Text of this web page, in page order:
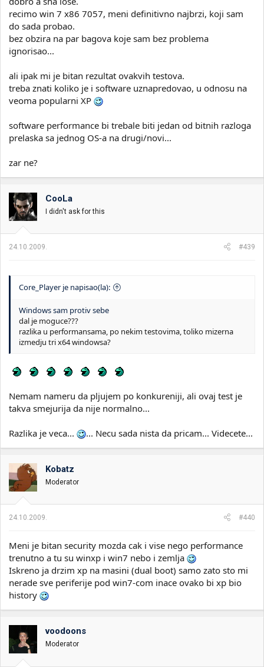
recimo win 7 x86 7057, meni definitivno najbrzi, koji sam
do sada probao.
bez obzira na par bagova koje sam bez problema
ignorisao...
ali ipak mi je bitan rezultat ovakvih testova.
treba znati koliko je i software uznapredovao, u odnosu na
veoma popularni XP
software performance bi trebale biti jedan od bitnih razloga
prelaska sa jednog OS-a na drugi/novi...
zar ne?
CooLa
I didn't ask for this
24.10.2009. #439
Core_Player je napisao(la):
Windows sam protiv sebe
dal je moguce???
razlika u performansama, po nekim testovima, toliko mizerna
izmedju tri x64 windowsa?
Nemam nameru da pljujem po konkureniji, ali ovaj test je
takva smejurija da nije normalno...
Razlika je veca... ... Necu sada nista da pricam... Videcete...
Kobatz
Moderator
24.10.2009. #440
Meni je bitan security mozda cak i vise nego performance
trenutno a tu su winxp i win7 nebo i zemlja
Iskreno ja drzim xp na masini (dual boot) samo zato sto mi
nerade sve periferije pod win7-com inace ovako bi xp bio
history
voodoons
Moderator